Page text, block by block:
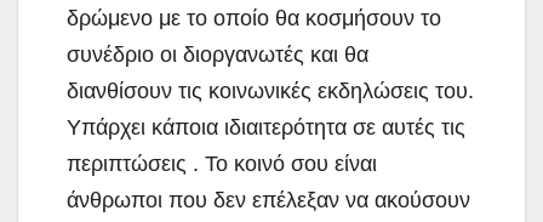
δρώμενο με το οποίο θα κοσμήσουν το
συνέδριο οι διοργανωτές και θα
διανθίσουν τις κοινωνικές εκδηλώσεις του.
Υπάρχει κάποια ιδιαιτερότητα σε αυτές τις
περιπτώσεις . Το κοινό σου είναι
άνθρωποι που δεν επέλεξαν να ακούσουν